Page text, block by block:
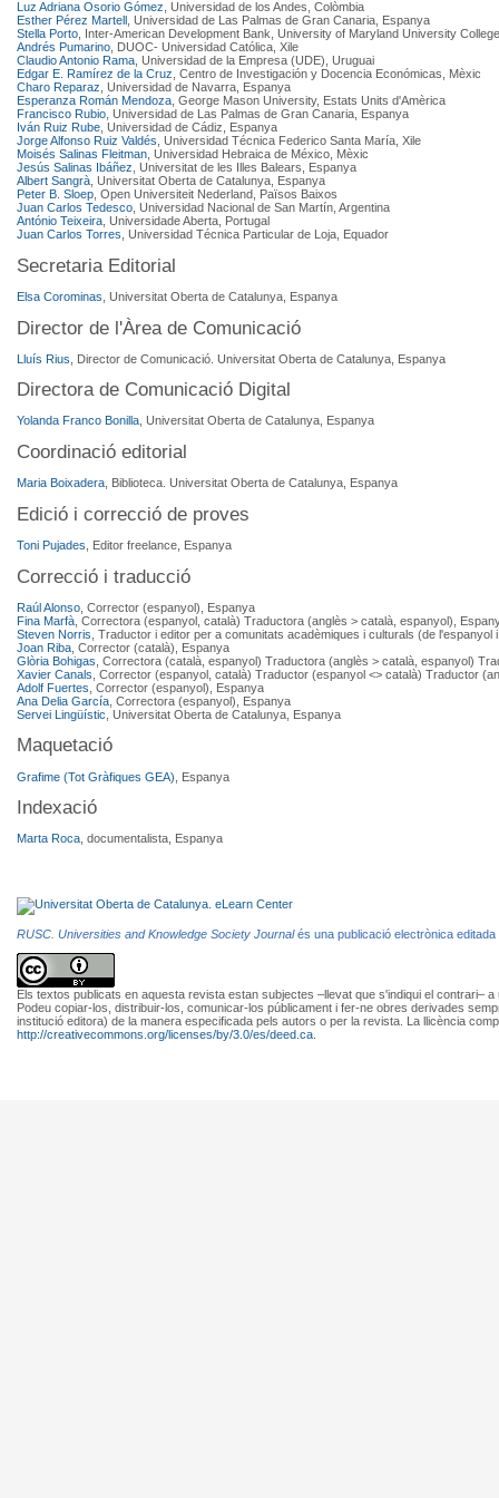
Luz Adriana Osorio Gómez , Universidad de los Andes, Colòmbia
Esther Pérez Martell , Universidad de Las Palmas de Gran Canaria, Espanya
Stella Porto , Inter-American Development Bank, University of Maryland University
Andrés Pumarino , DUOC- Universidad Católica, Xile
Claudio Antonio Rama , Universidad de la Empresa (UDE), Uruguai
Edgar E. Ramírez de la Cruz , Centro de Investigación y Docencia Económicas, Mèxic
Charo Reparaz , Universidad de Navarra, Espanya
Esperanza Román Mendoza , George Mason University, Estats Units d'Amèrica
Francisco Rubio , Universidad de Las Palmas de Gran Canaria, Espanya
Iván Ruiz Rube , Universidad de Cádiz, Espanya
Jorge Alfonso Ruiz Valdés , Universidad Técnica Federico Santa María, Xile
Moisés Salinas Fleitman , Universidad Hebraica de México, Mèxic
Jesús Salinas Ibáñez , Universitat de les Illes Balears, Espanya
Albert Sangrà , Universitat Oberta de Catalunya, Espanya
Peter B. Sloep , Open Universiteit Nederland, Països Baixos
Juan Carlos Tedesco , Universidad Nacional de San Martín, Argentina
António Teixeira , Universidade Aberta, Portugal
Juan Carlos Torres , Universidad Técnica Particular de Loja, Equador
Secretaria Editorial
Elsa Corominas , Universitat Oberta de Catalunya, Espanya
Director de l'Àrea de Comunicació
Lluís Rius , Director de Comunicació. Universitat Oberta de Catalunya, Espanya
Directora de Comunicació Digital
Yolanda Franco Bonilla, Universitat Oberta de Catalunya, Espanya
Coordinació editorial
Maria Boixadera , Biblioteca. Universitat Oberta de Catalunya, Espanya
Edició i correcció de proves
Toni Pujades , Editor freelance, Espanya
Correcció i traducció
Raúl Alonso , Corrector (espanyol), Espanya
Fina Marfà , Correctora (espanyol, català) Traductora (anglès > català, espanyol),
Steven Norris , Traductor i editor per a comunitats acadèmiques i culturals (de
Joan Riba , Corrector (català), Espanya
Glòria Bohigas , Correctora (català, espanyol) Traductora (anglès > català, espanyol)
Xavier Canals , Corrector (espanyol, català) Traductor (espanyol <> català) Traductor
Adolf Fuertes , Corrector (espanyol), Espanya
Ana Delia García , Correctora (espanyol), Espanya
Servei Lingüístic , Universitat Oberta de Catalunya, Espanya
Maquetació
Grafime (Tot Gràfiques GEA) , Espanya
Indexació
Marta Roca , documentalista, Espanya
RUSC. Universities and Knowledge Society Journalés una publicació electrònica
Els textos publicats en aquesta revista estan subjectes –llevat que s'indiqui el contrari–
Podeu copiar-los, distribuir-los, comunicar-los públicament i fer-ne obres derivades
institució editora) de la manera especificada pels autors o per la revista. La llicència
http://creativecommons.org/licenses/by/3.0/es/deed.ca